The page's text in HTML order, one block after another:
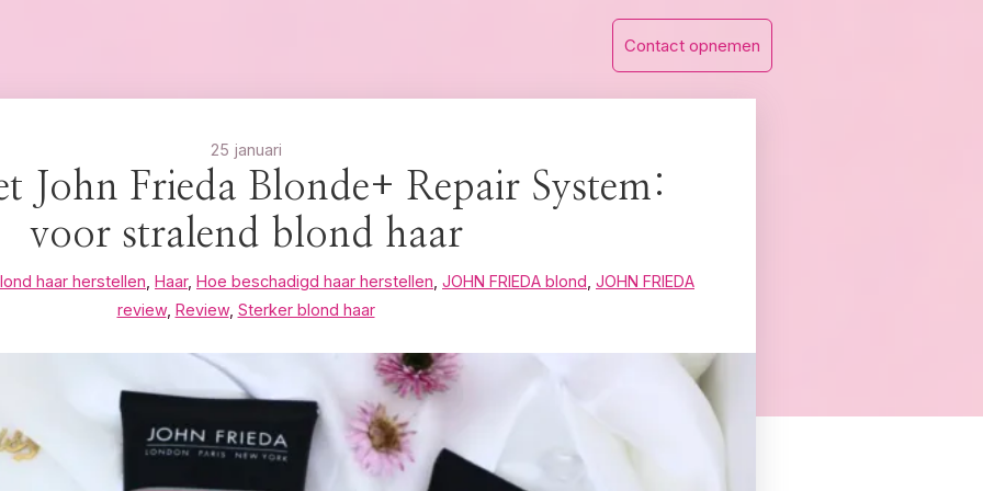
Contact opnemen
25 januari
John Frieda Blonde+ Repair System:
voor stralend blond haar
haar herstellen Haar, Hoe beschadigd haar herstellen JOHN FRIEDA blond JOHN FRIEDA
review, Review, Sterker blond haar